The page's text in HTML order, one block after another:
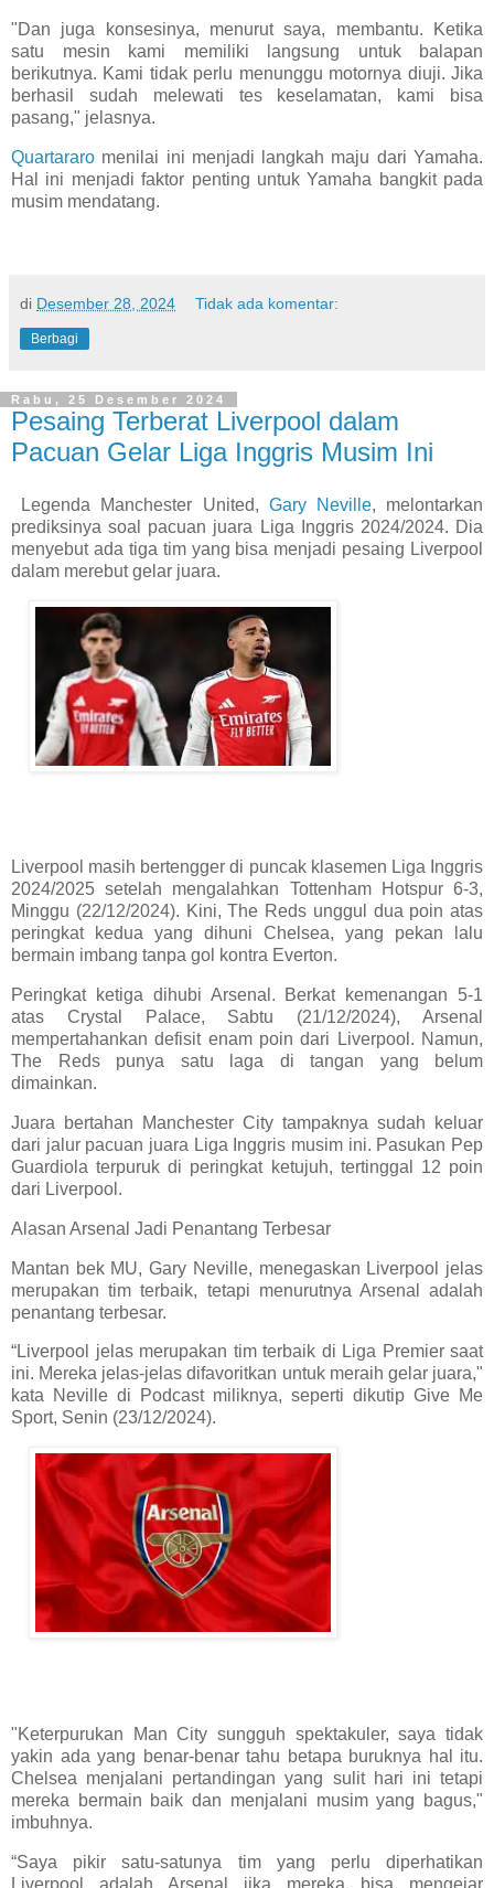
"Dan juga konsesinya, menurut saya, membantu. Ketika
satu mesin kami memiliki langsung untuk balapan
berikutnya. Kami tidak perlu menunggu motornya diuji. Jika
berhasil sudah melewati tes keselamatan, kami bisa
pasang," jelasnya.
Quartararo menilai ini menjadi langkah maju dari Yamaha.
Hal ini menjadi faktor penting untuk Yamaha bangkit pada
musim mendatang.
di Desember 28, 2024 Tidak ada komentar:
Berbagi
Rabu, 25 Desember 2024
Pesaing Terberat Liverpool dalam
Pacuan Gelar Liga Inggris Musim Ini
Legenda Manchester United, Gary Neville, melontarkan
prediksinya soal pacuan juara Liga Inggris 2024/2024. Dia
menyebut ada tiga tim yang bisa menjadi pesaing Liverpool
dalam merebut gelar juara.
Liverpool masih bertengger di puncak klasemen Liga Inggris
2024/2025 setelah mengalahkan Tottenham Hotspur 6-3,
Minggu (22/12/2024). Kini, The Reds unggul dua poin atas
peringkat kedua yang dihuni Chelsea, yang pekan lalu
bermain imbang tanpa gol kontra Everton.
Peringkat ketiga dihubi Arsenal. Berkat kemenangan 5-1
atas Crystal Palace, Sabtu (21/12/2024), Arsenal
mempertahankan defisit enam poin dari Liverpool. Namun,
The Reds punya satu laga di tangan yang belum
dimainkan.
Juara bertahan Manchester City tampaknya sudah keluar
dari jalur pacuan juara Liga Inggris musim ini. Pasukan Pep
Guardiola terpuruk di peringkat ketujuh, tertinggal 12 poin
dari Liverpool.
Alasan Arsenal Jadi Penantang Terbesar
Mantan bek MU, Gary Neville, menegaskan Liverpool jelas
merupakan tim terbaik, tetapi menurutnya Arsenal adalah
penantang terbesar.
“Liverpool jelas merupakan tim terbaik di Liga Premier saat
ini. Mereka jelas-jelas difavoritkan untuk meraih gelar juara,"
kata Neville di Podcast miliknya, seperti dikutip Give Me
Sport, Senin (23/12/2024).
"Keterpurukan Man City sungguh spektakuler, saya tidak
yakin ada yang benar-benar tahu betapa buruknya hal itu.
Chelsea menjalani pertandingan yang sulit hari ini tetapi
mereka bermain baik dan menjalani musim yang bagus,"
imbuhnya.
“Saya pikir satu-satunya tim yang perlu diperhatikan
Liverpool adalah Arsenal jika mereka bisa mengejar